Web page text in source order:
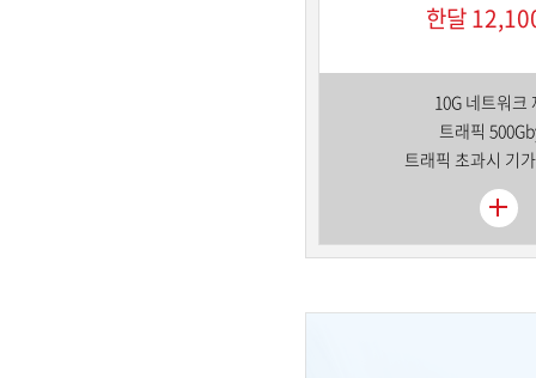
한달
10G 네트워크
트래픽
트래픽 초과시 기